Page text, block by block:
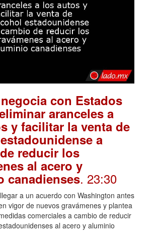
con Estados
aranceles a
y facilitar la venta de
a
reducir los
al acero y
canadienses. 23:30
a un acuerdo con Washington antes
vigor de nuevos gravámenes y plantea
comerciales a cambio de reducir
al acero y aluminio